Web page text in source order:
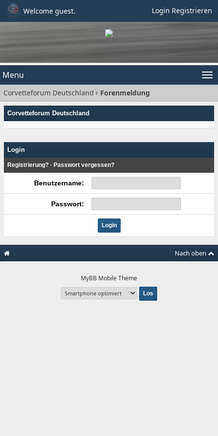
Welcome guest. Login Registrieren
Menu
Corvetteforum Deutschland Forenmeldung
Corvetteforum Deutschland
Login
Registrierung? · Passwort vergessen?
Benutzername:
Passwort:
Nach oben
MyBB Mobile Theme